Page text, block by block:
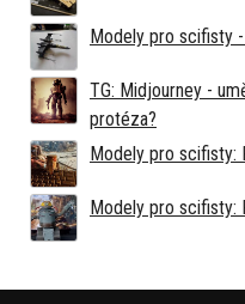
Modely pro scifisty
TG: Midjourney -
protéza?
Modely pro scifisty:
Modely pro scifisty: